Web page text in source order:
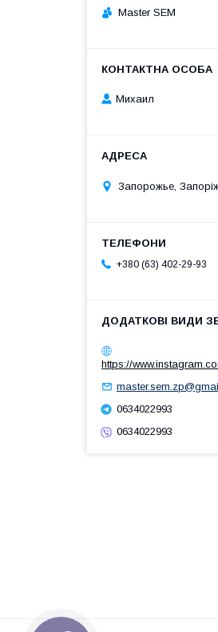
Master SEM
Михаил
Запорожье,
+380 (63) 402-29-93
https://
0634022993
0634022993